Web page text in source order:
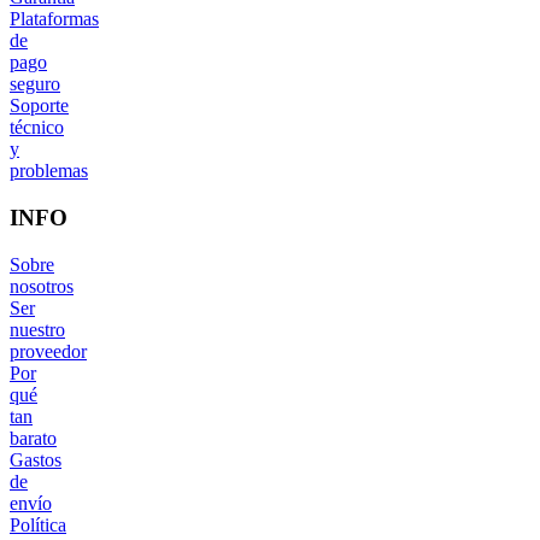
Plataformas
de
pago
seguro
Soporte
técnico
y
problemas
INFO
Sobre
nosotros
Ser
nuestro
proveedor
Por
qué
tan
barato
Gastos
de
envío
Política